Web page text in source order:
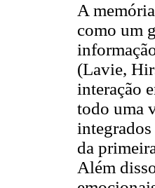
A
como um
(Lavie,
interação
todo uma
da
Além